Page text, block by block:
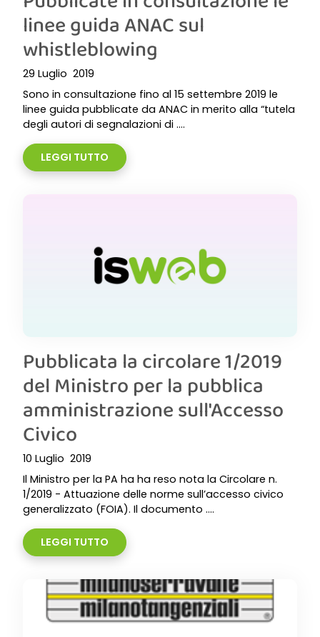
linee guida ANAC sul
whistleblowing
29 Luglio 2019
Sono in consultazione fino al 15 settembre 2019 le
linee guida pubblicate da ANAC in merito alla “tutela
degli autori di segnalazioni di ....
LEGGI TUTTO
Pubblicata la circolare 1/2019
del Ministro per la pubblica
amministrazione sull'Accesso
Civico
10 Luglio 2019
Il Ministro per la PA ha ha reso nota la Circolare n.
1/2019 - Attuazione delle norme sull’accesso civico
generalizzato (FOIA). Il documento ....
LEGGI TUTTO